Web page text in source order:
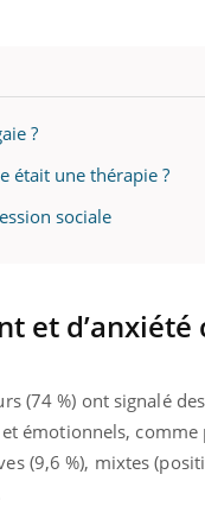
?
était une thérapie ?
sociale
et
(74 %) ont signalé
émotionnels,
(9,6 %), mixtes
"Les rendez-vous de la
de vie au travail"
reçoivent Régis
...